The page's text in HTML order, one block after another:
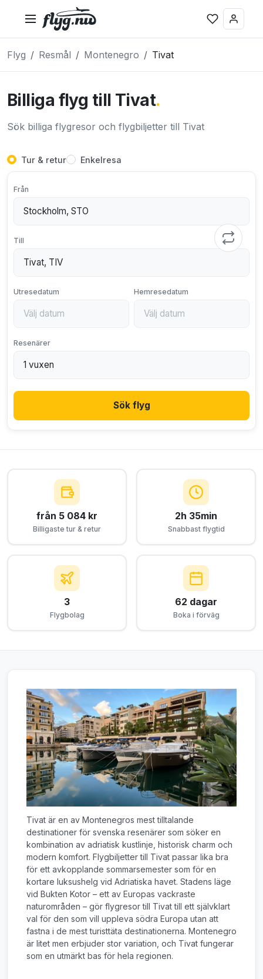
Flyg Resmål Montenegro Tivat
Billiga flyg till Tivat.
Sök billiga flygresor och flygbiljetter till Tivat
Tur & retur Enkelresa
Från
Till
Utresedatum Hemresedatum
Resenärer
Sök flyg
från 5 084 kr
Billigaste tur & retur
2h 35min
Snabbast flygtid
3
Flygbolag
62 dagar
Boka i förväg
Tivat är en av Montenegros mest tilltalande
destinationer för svenska resenärer som söker en
kombination av adriatisk kustlinje, historisk charm och
modern komfort. Flygbiljetter till Tivat passar lika bra
för ett avkopplande sommarsemester som för en
kortare luksushelg vid Adriatiska havet. Stadens läge
vid Bukten Kotor – ett av Europas vackraste
naturområden – gör flygresor till Tivat till ett självklart
val för den som vill uppleva södra Europa utan att
fastna i de mest turisttäta destinationerna. Montenegro
är litet men erbjuder stor variation, och Tivat fungerar
som en utmärkt bas för hela regionen.